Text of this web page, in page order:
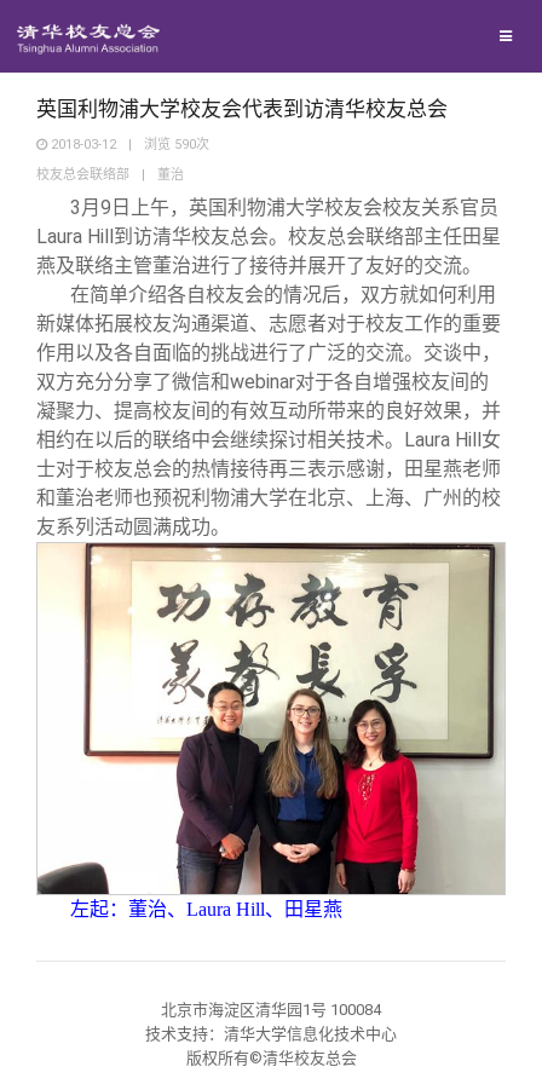
地区联络
院系校友工作
专业委员会
兴趣群体
西南联大校友会
回馈母校
捐赠新闻
捐赠纪事
捐赠方法
义工计划
媒体平台
《清华校友通讯》
《水木清华》
我要订阅
新媒体平台
百年清华
清华人物
清华故事
青春风采
校友文苑
校友讲坛
校友视界
校友服务
终身学习
信息化服务
三创大赛
实用信息
校友总会
总会简介
会长致辞
总会章程
理事会名单
联系我们
关闭
英国利物浦大学校友会代表到访清华校友总会
2018-03-12 | 浏览 590次
校友总会联络部
| 董治
3月9日上午，英国利物浦大学校友会校友关系官员
Laura Hill到访清华校友总会。校友总会联络部主任田星
燕及联络主管董治进行了接待并展开了友好的交流。
在简单介绍各自校友会的情况后，双方就如何利用
新媒体拓展校友沟通渠道、志愿者对于校友工作的重要
作用以及各自面临的挑战进行了广泛的交流。交谈中，
双方充分分享了微信和webinar对于各自增强校友间的
凝聚力、提高校友间的有效互动所带来的良好效果，并
相约在以后的联络中会继续探讨相关技术。Laura Hill女
士对于校友总会的热情接待再三表示感谢，田星燕老师
和董治老师也预祝利物浦大学在北京、上海、广州的校
友系列活动圆满成功。
左起：董治、Laura Hill、田星燕
北京市海淀区清华园1号 100084
技术支持：清华大学信息化技术中心
版权所有©清华校友总会